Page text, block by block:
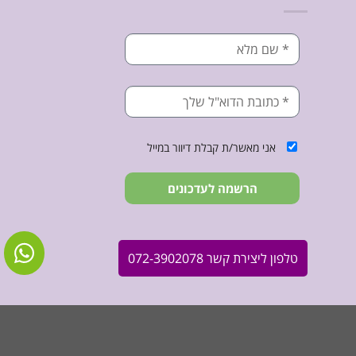
אני מאשר/ת קבלת דיוור במייל
הרשמה לעדכונים
טלפון ליצירת קשר 072-3902078